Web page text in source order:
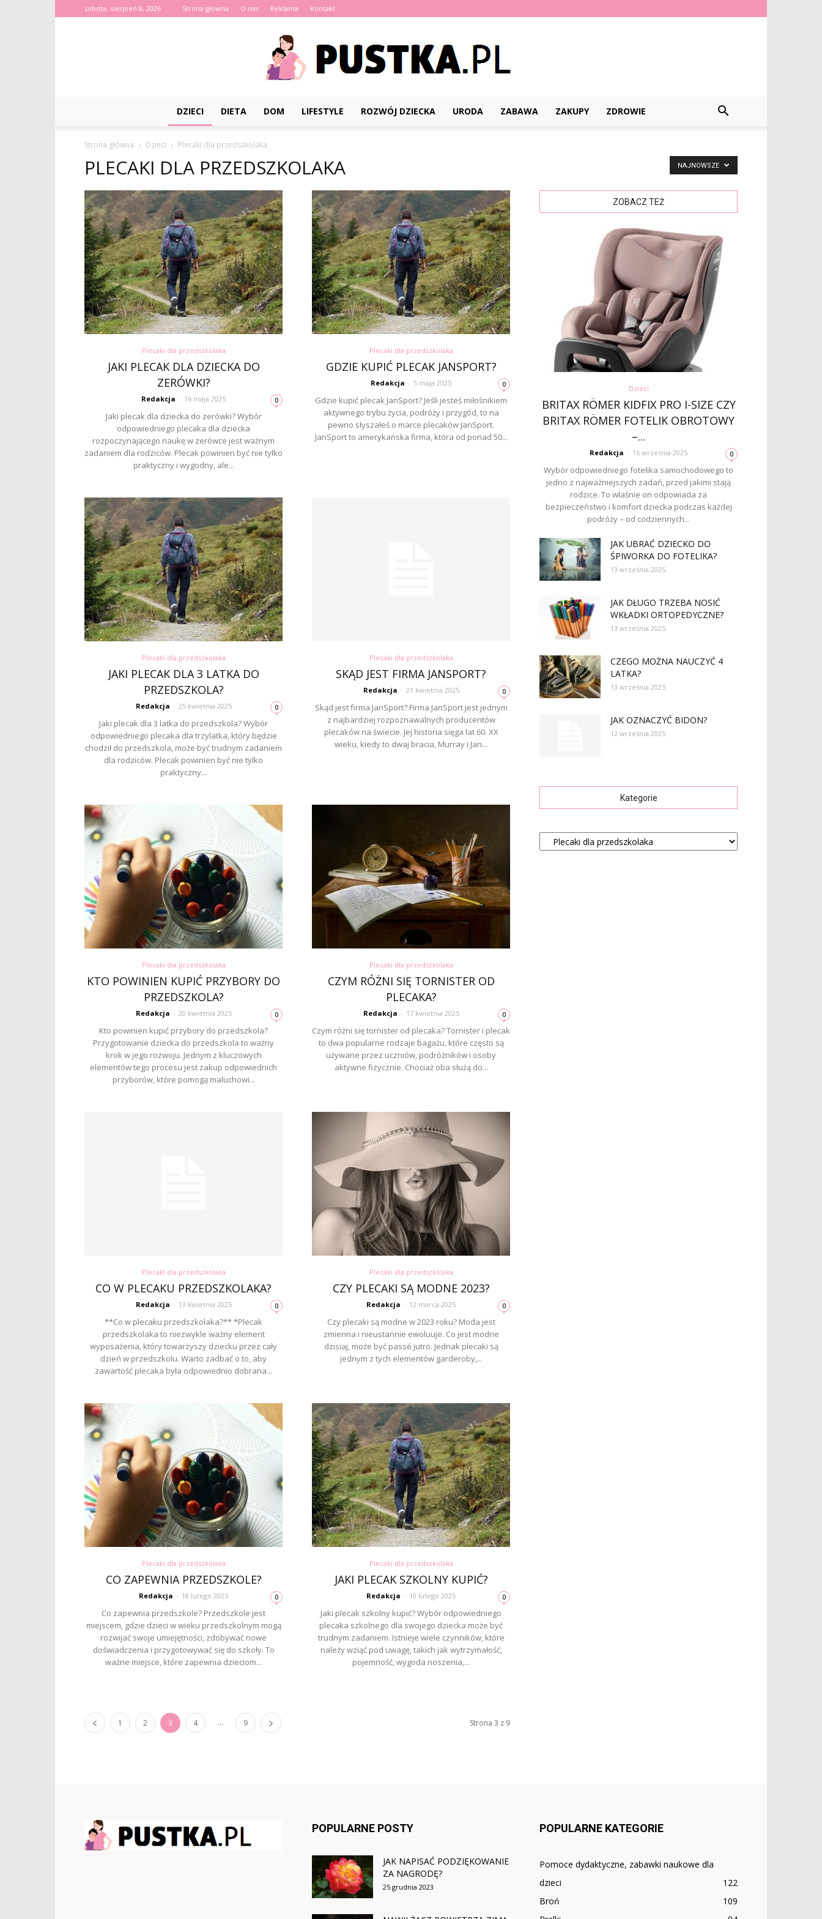
sobota, sierpień 8, 2026 Strona główna O nas Reklama Kontakt
DZIECI DIETA DOM LIFESTYLE ROZWÓJ DZIECKA URODA ZABAWA ZAKUPY ZDROWIE
Strona główna Dzieci Plecaki dla przedszkolaka
PLECAKI DLA PRZEDSZKOLAKA NAJNOWSZE
Plecaki dla przedszkolaka
JAKI PLECAK DLA DZIECKA DO
ZERÓWKI?
Redakcja - 16 maja 2025 0
Jaki plecak dla dziecka do zerówki? Wybór
odpowiedniego plecaka dla dziecka
rozpoczynającego naukę w zerówce jest ważnym
zadaniem dla rodziców. Plecak powinien być nie tylko
praktyczny i wygodny, ale...
Plecaki dla przedszkolaka
GDZIE KUPIĆ PLECAK JANSPORT?
Redakcja - 5 maja 2025 0
Gdzie kupić plecak JanSport? Jeśli jesteś miłośnikiem
aktywnego trybu życia, podróży i przygód, to na
pewno słyszałeś o marce plecaków JanSport.
JanSport to amerykańska firma, która od ponad 50...
Plecaki dla przedszkolaka
JAKI PLECAK DLA 3 LATKA DO
PRZEDSZKOLA?
Redakcja - 25 kwietnia 2025 0
Jaki plecak dla 3 latka do przedszkola? Wybór
odpowiedniego plecaka dla trzylatka, który będzie
chodził do przedszkola, może być trudnym zadaniem
dla rodziców. Plecak powinien być nie tylko
praktyczny...
Plecaki dla przedszkolaka
SKĄD JEST FIRMA JANSPORT?
Redakcja - 21 kwietnia 2025 0
Skąd jest firma JanSport? Firma JanSport jest jednym
z najbardziej rozpoznawalnych producentów
plecaków na świecie. Jej historia sięga lat 60. XX
wieku, kiedy to dwaj bracia, Murray i Jan...
Plecaki dla przedszkolaka
KTO POWINIEN KUPIĆ PRZYBORY DO
PRZEDSZKOLA?
Redakcja - 20 kwietnia 2025 0
Kto powinien kupić przybory do przedszkola?
Przygotowanie dziecka do przedszkola to ważny
krok w jego rozwoju. Jednym z kluczowych
elementów tego procesu jest zakup odpowiednich
przyborów, które pomogą maluchowi...
Plecaki dla przedszkolaka
CZYM RÓŻNI SIĘ TORNISTER OD
PLECAKA?
Redakcja - 17 kwietnia 2025 0
Czym różni się tornister od plecaka? Tornister i plecak
to dwa popularne rodzaje bagażu, które często są
używane przez uczniów, podróżników i osoby
aktywne fizycznie. Chociaż oba służą do...
Plecaki dla przedszkolaka
CO W PLECAKU PRZEDSZKOLAKA?
Redakcja - 13 kwietnia 2025 0
**Co w plecaku przedszkolaka?** *Plecak
przedszkolaka to niezwykle ważny element
wyposażenia, który towarzyszy dziecku przez cały
dzień w przedszkolu. Warto zadbać o to, aby
zawartość plecaka była odpowiednio dobrana...
Plecaki dla przedszkolaka
CZY PLECAKI SĄ MODNE 2023?
Redakcja - 12 marca 2025 0
Czy plecaki są modne w 2023 roku? Moda jest
zmienna i nieustannie ewoluuje. Co jest modne
dzisiaj, może być passé jutro. Jednak plecaki są
jednym z tych elementów garderoby,...
Plecaki dla przedszkolaka
CO ZAPEWNIA PRZEDSZKOLE?
Redakcja - 18 lutego 2025 0
Co zapewnia przedszkole? Przedszkole jest
miejscem, gdzie dzieci w wieku przedszkolnym mogą
rozwijać swoje umiejętności, zdobywać nowe
doświadczenia i przygotowywać się do szkoły. To
ważne miejsce, które zapewnia dzieciom...
Plecaki dla przedszkolaka
JAKI PLECAK SZKOLNY KUPIĆ?
Redakcja - 10 lutego 2025 0
Jaki plecak szkolny kupić? Wybór odpowiedniego
plecaka szkolnego dla swojego dziecka może być
trudnym zadaniem. Istnieje wiele czynników, które
należy wziąć pod uwagę, takich jak wytrzymałość,
pojemność, wygoda noszenia,...
1 2 3 4 ... 9 Strona 3 z 9
ZOBACZ TEŻ
Dzieci
BRITAX RÖMER KIDFIX PRO I-SIZE CZY
BRITAX RÖMER FOTELIK OBROTOWY
–...
Redakcja - 16 września 2025 0
Wybór odpowiedniego fotelika samochodowego to
jedno z najważniejszych zadań, przed jakimi stają
rodzice. To właśnie on odpowiada za
bezpieczeństwo i komfort dziecka podczas każdej
podróży – od codziennych...
JAK UBRAĆ DZIECKO DO
ŚPIWORKA DO FOTELIKA?
13 września 2025
JAK DŁUGO TRZEBA NOSIĆ
WKŁADKI ORTOPEDYCZNE?
13 września 2025
CZEGO MOŻNA NAUCZYĆ 4
LATKA?
13 września 2025
JAK OZNACZYĆ BIDON?
12 września 2025
Kategorie
Kategorie
POPULARNE POSTY
JAK NAPISAĆ PODZIĘKOWANIE
ZA NAGRODĘ?
25 grudnia 2023
POPULARNE KATEGORIE
Pomoce dydaktyczne, zabawki naukowe dla
dzieci
122
Broń
109